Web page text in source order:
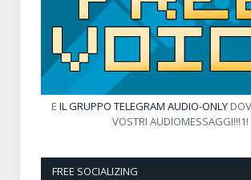
E IL GRUPPO TELEGRAM AUDIO-ONLY
VOSTRI AUDIOMESSAGGI!!!1!
FREE SOCIALIZING